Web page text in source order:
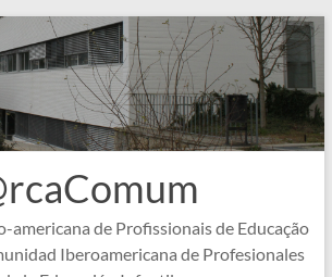
americana de Profissionais de Educação
Iberoamericana de Profesionales